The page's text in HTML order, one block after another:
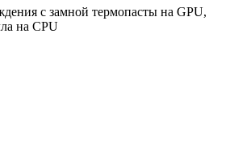
с замной термопасты на GPU,
на CPU